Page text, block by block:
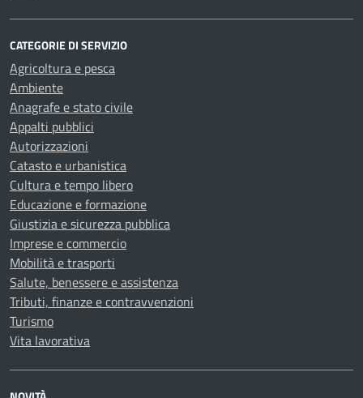
CATEGORIE DI SERVIZIO
Agricoltura e pesca
Ambiente
Anagrafe e stato civile
Appalti pubblici
Autorizzazioni
Catasto e urbanistica
Cultura e tempo libero
Educazione e formazione
Giustizia e sicurezza pubblica
Imprese e commercio
Mobilità e trasporti
Salute, benessere e assistenza
Tributi, finanze e contravvenzioni
Turismo
Vita lavorativa